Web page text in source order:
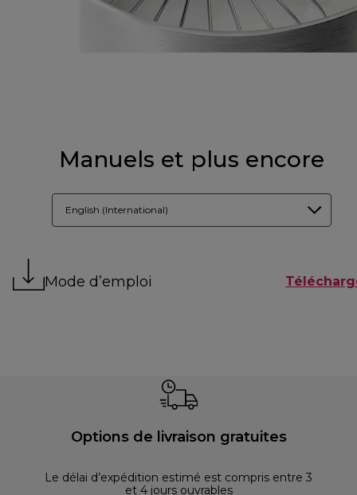
Manuels et plus encore
English (International)
Mode d’emploi
Options de livraison gratuites
Le délai d’expédition estimé est compris entre 3
et 4 jours ouvrables